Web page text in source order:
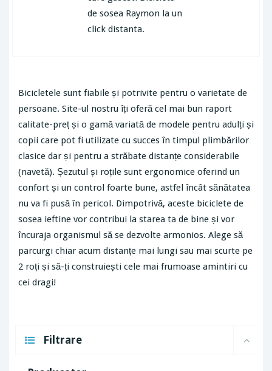
de sosea Raymon la un
click distanta.
Bicicletele sunt fiabile și potrivite pentru o varietate de
persoane. Site-ul nostru îți oferă cel mai bun raport
calitate-preț și o gamă variată de modele pentru adulți și
copii care pot fi utilizate cu succes în timpul plimbărilor
clasice dar și pentru a străbate distanțe considerabile
(navetă). Șezutul și roțile sunt ergonomice oferind un
confort și un control foarte bune, astfel încât sănătatea
nu va fi pusă în pericol. Dimpotrivă, aceste biciclete de
sosea ieftine vor contribui la starea ta de bine și vor
încuraja organismul să se dezvolte armonios. Alege să
parcurgi chiar acum distanțe mai lungi sau mai scurte pe
2 roți și să-ți construiești cele mai frumoase amintiri cu
cei dragi!
Filtrare